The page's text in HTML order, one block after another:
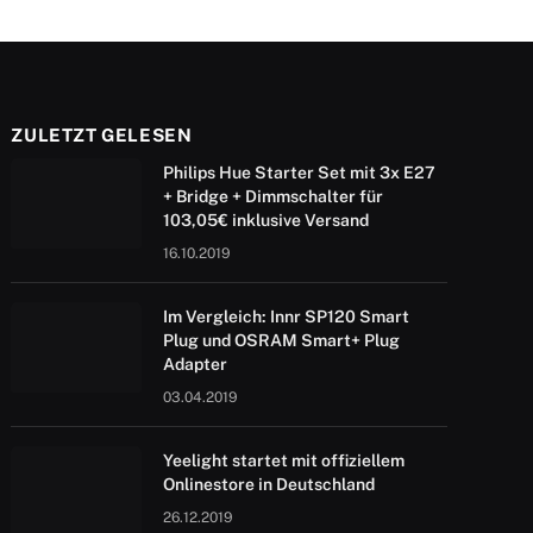
ZULETZT GELESEN
Philips Hue Starter Set mit 3x E27
+ Bridge + Dimmschalter für
103,05€ inklusive Versand
16.10.2019
Im Vergleich: Innr SP120 Smart
Plug und OSRAM Smart+ Plug
Adapter
03.04.2019
Yeelight startet mit offiziellem
Onlinestore in Deutschland
26.12.2019